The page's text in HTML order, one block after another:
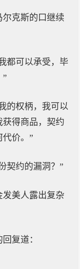
克斯的口继续
都可以承受，毕
的权柄，我可以
得商品，契约
价。”
契约的漏洞？”
美人露出复杂
复道：